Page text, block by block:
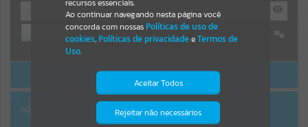
SUBPORTAIS
Por favor, aguarde...
Por favor, aguarde...
ACESSAR SEM LOGIN
NOTA FISCAL ELETRÔNICA
recursos essenciais.
Ao continuar navegando nesta página você
concorda com nossas Políticas de uso de
cookies, Políticas de privacidadeeTermos de
Uso.
Aceitar Todos
Rejeitar não necessários
Isto significa que diversos recursos